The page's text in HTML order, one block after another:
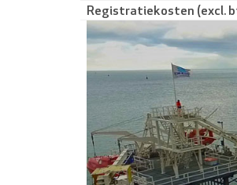
Registratiekosten (excl.